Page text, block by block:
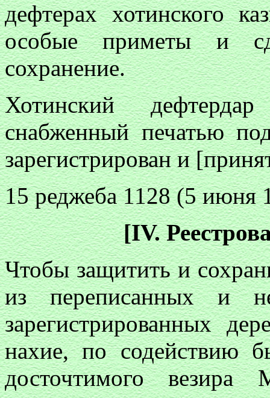
дефтерах хотинского
особые приметы и
сохранение.
Хотинский
снабженный печатью
зарегистрирован и
15 реджеба 1128 (5 июня
[IV.
Чтобы защитить и
из переписанных и
зарегистрированных
нахие, по содействию
досточтимого везира